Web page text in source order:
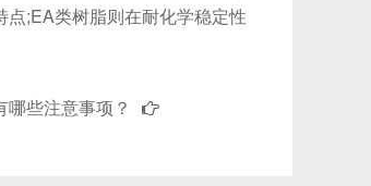
;EA类树脂则在耐化学稳定性
些注意事项？